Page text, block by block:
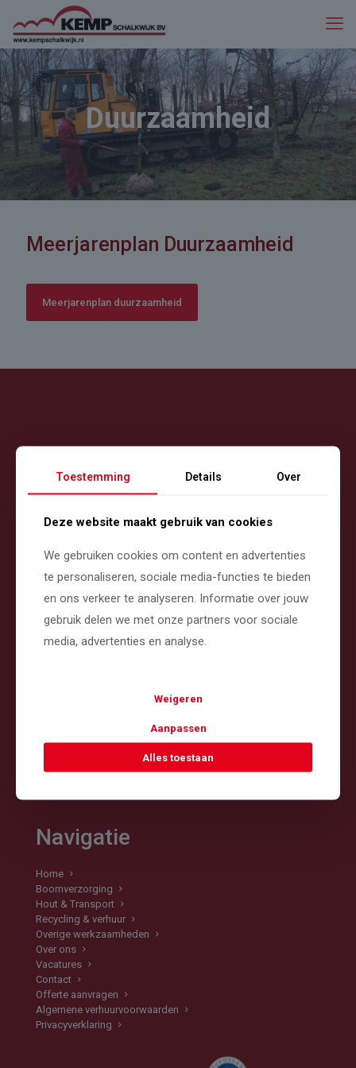
Duurzaamheid
Meerjarenplan Duurzaamheid
Meerjarenplan duurzaamheid
Wij zijn actief op het brede gebied van groenvoorziening,
Neereind 33, 3998 WJ Schalkwijk
info@kempschalkwijk.nl
Navigatie
Home
Boomverzorging
Hout & Transport
Recycling & verhuur
Overige werkzaamheden
Over ons
Vacatures
Contact
Offerte aanvragen
Algemene verhuurvoorwaarden
Privacyverklaring
Toestemming Details Over
Deze website maakt gebruik van cookies
We gebruiken cookies om content en advertenties
te personaliseren, sociale media-functies te bieden
en ons verkeer te analyseren. Informatie over jouw
gebruik delen we met onze partners voor sociale
media, advertenties en analyse.
Weigeren
Aanpassen
Alles toestaan